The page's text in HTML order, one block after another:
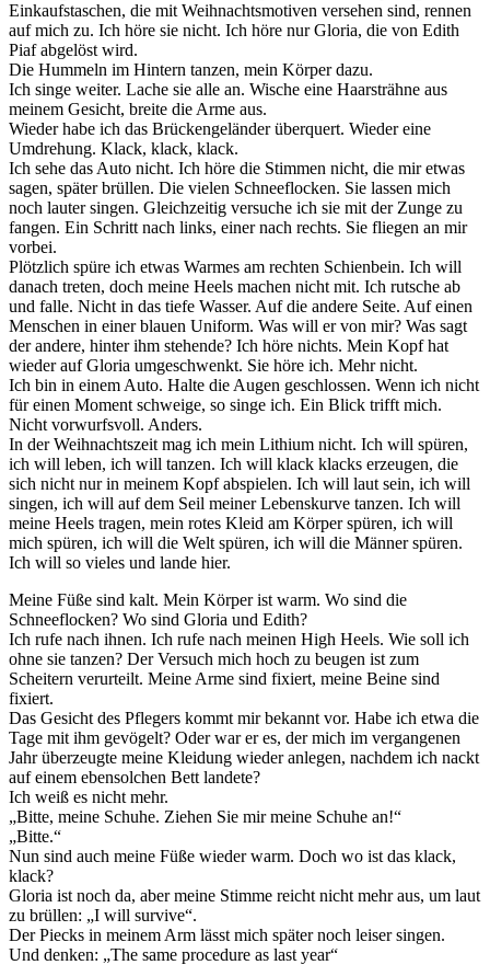
Einkaufstaschen, die mit Weihnachtsmotiven versehen sind, rennen
auf mich zu. Ich höre sie nicht. Ich höre nur Gloria, die von Edith
Piaf abgelöst wird.
Die Hummeln im Hintern tanzen, mein Körper dazu.
Ich singe weiter. Lache sie alle an. Wische eine Haarsträhne aus
meinem Gesicht, breite die Arme aus.
Wieder habe ich das Brückengeländer überquert. Wieder eine
Umdrehung. Klack, klack, klack.
Ich sehe das Auto nicht. Ich höre die Stimmen nicht, die mir etwas
sagen, später brüllen. Die vielen Schneeflocken. Sie lassen mich
noch lauter singen. Gleichzeitig versuche ich sie mit der Zunge zu
fangen. Ein Schritt nach links, einer nach rechts. Sie fliegen an mir
vorbei.
Plötzlich spüre ich etwas Warmes am rechten Schienbein. Ich will
danach treten, doch meine Heels machen nicht mit. Ich rutsche ab
und falle. Nicht in das tiefe Wasser. Auf die andere Seite. Auf einen
Menschen in einer blauen Uniform. Was will er von mir? Was sagt
der andere, hinter ihm stehende? Ich höre nichts. Mein Kopf hat
wieder auf Gloria umgeschwenkt. Sie höre ich. Mehr nicht.
Ich bin in einem Auto. Halte die Augen geschlossen. Wenn ich nicht
für einen Moment schweige, so singe ich. Ein Blick trifft mich.
Nicht vorwurfsvoll. Anders.
In der Weihnachtszeit mag ich mein Lithium nicht. Ich will spüren,
ich will leben, ich will tanzen. Ich will klack klacks erzeugen, die
sich nicht nur in meinem Kopf abspielen. Ich will laut sein, ich will
singen, ich will auf dem Seil meiner Lebenskurve tanzen. Ich will
meine Heels tragen, mein rotes Kleid am Körper spüren, ich will
mich spüren, ich will die Welt spüren, ich will die Männer spüren.
Ich will so vieles und lande hier.
Meine Füße sind kalt. Mein Körper ist warm. Wo sind die
Schneeflocken? Wo sind Gloria und Edith?
Ich rufe nach ihnen. Ich rufe nach meinen High Heels. Wie soll ich
ohne sie tanzen? Der Versuch mich hoch zu beugen ist zum
Scheitern verurteilt. Meine Arme sind fixiert, meine Beine sind
fixiert.
Das Gesicht des Pflegers kommt mir bekannt vor. Habe ich etwa die
Tage mit ihm gevögelt? Oder war er es, der mich im vergangenen
Jahr überzeugte meine Kleidung wieder anlegen, nachdem ich nackt
auf einem ebensolchen Bett landete?
Ich weiß es nicht mehr.
„Bitte, meine Schuhe. Ziehen Sie mir meine Schuhe an!“
„Bitte.“
Nun sind auch meine Füße wieder warm. Doch wo ist das klack,
klack?
Gloria ist noch da, aber meine Stimme reicht nicht mehr aus, um laut
zu brüllen: „I will survive“.
Der Piecks in meinem Arm lässt mich später noch leiser singen.
Und denken: „The same procedure as last year“